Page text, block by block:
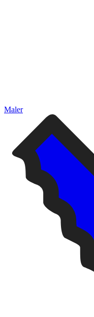
Maler